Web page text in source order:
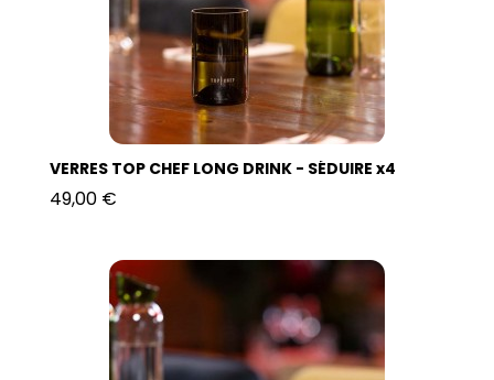
VERRES TOP CHEF LONG DRINK - SÉDUIRE x4
49,00 €